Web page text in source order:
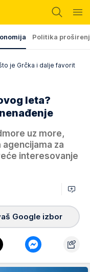
Politika
je Grčka i dalje favorit
leta?
uz more,
za
interesovanje
Google izbor